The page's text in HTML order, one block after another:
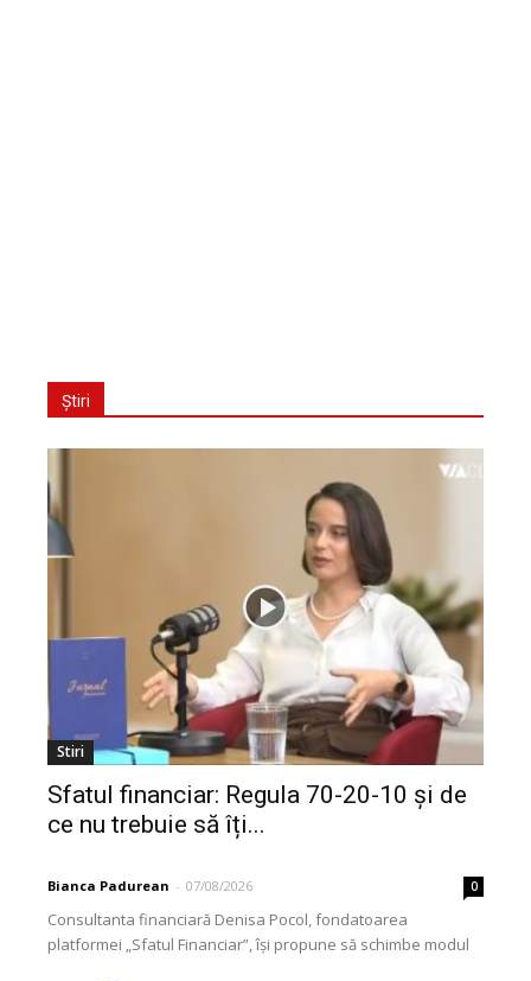
Știri
Stiri
Sfatul financiar: Regula 70-20-10 și de
ce nu trebuie să îți...
Bianca Padurean - 07/08/2026 0
Consultanta financiară Denisa Pocol, fondatoarea
platformei „Sfatul Financiar”, își propune să schimbe modul